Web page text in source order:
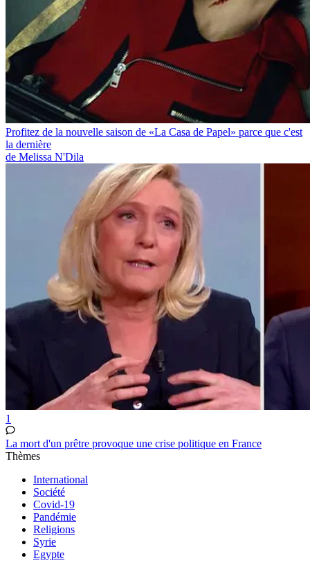
Profitez de la nouvelle saison de «La Casa de Papel» parce que c'est
la dernière
de Melissa N'Dila
1
La mort d'un prêtre provoque une crise politique en France
Thèmes
International
Société
Covid-19
Pandémie
Religions
Syrie
Egypte